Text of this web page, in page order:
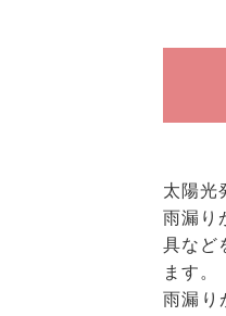
太陽光
雨漏り
具など
ます。
雨漏り